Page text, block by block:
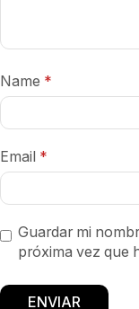
Name *
Email *
Guardar mi
próxima vez que